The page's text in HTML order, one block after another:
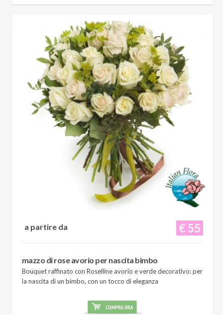
€ 55
a partire da
mazzo di rose avorio per nascita bimbo
Bouquet raffinato con Roselline avorio e verde decorativo: per
la nascita di un bimbo, con un tocco di eleganza